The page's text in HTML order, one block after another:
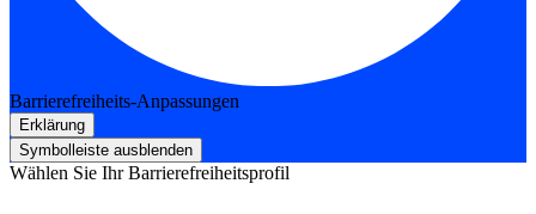
Barrierefreiheits-Anpassungen
Erklärung
Symbolleiste ausblenden
Wählen Sie Ihr Barrierefreiheitsprofil